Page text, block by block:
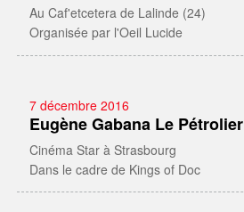
Au Caf'etcetera de Lalinde (24)
Organisée par l'Oeil Lucide
7 décembre 2016
Eugène Gabana Le Pétrolier
Cinéma Star à Strasbourg
Dans le cadre de Kings of Doc